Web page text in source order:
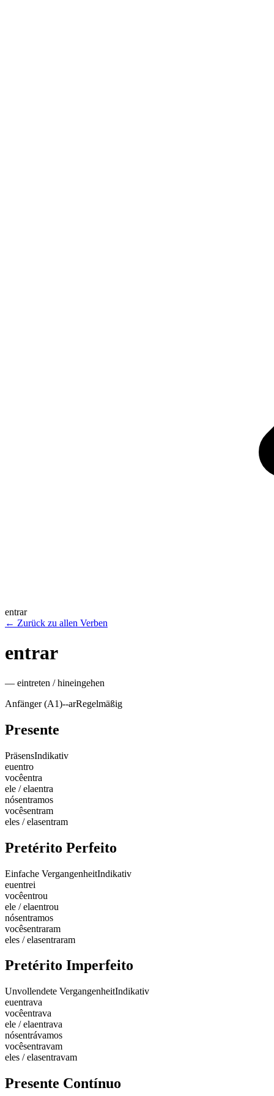
entrar
← Zurück zu allen Verben
entrar
— eintreten / hineingehen
Anfänger (A1)--arRegelmäßig
Presente
PräsensIndikativ
euentro
vocêentra
ele / elaentra
nósentramos
vocêsentram
eles / elasentram
Pretérito Perfeito
Einfache VergangenheitIndikativ
euentrei
vocêentrou
ele / elaentrou
nósentramos
vocêsentraram
eles / elasentraram
Pretérito Imperfeito
Unvollendete VergangenheitIndikativ
euentrava
vocêentrava
ele / elaentrava
nósentrávamos
vocêsentravam
eles / elasentravam
Presente Contínuo